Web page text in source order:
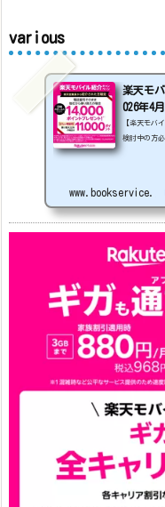
various
楽天モ
026年4
【楽天モバ
検討中の方
arrows
www.bookservice.jp